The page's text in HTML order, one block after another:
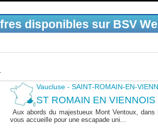
disponibles sur BSV
Vaucluse - SAINT-ROMAIN-EN-
ST ROMAIN EN
Aux abords du majestueux Mont Ventoux,
vous accueille pour une escapade uni...